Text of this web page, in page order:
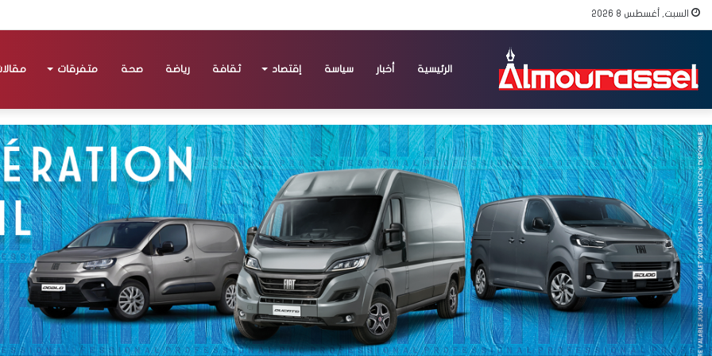
السبت, أغسطس 8 2026
الرئيسية أخبار سياسة إقتصاد ثقافة رياضة صحة متفرقات